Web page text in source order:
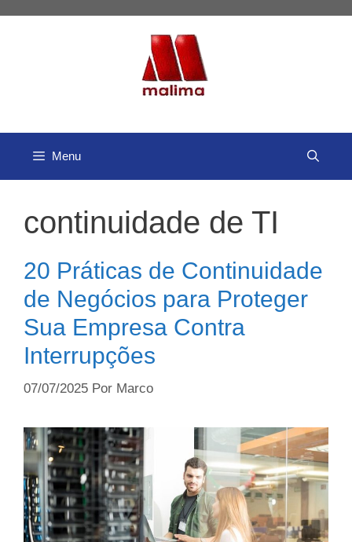
Menu
continuidade de TI
20 Práticas de Continuidade
de Negócios para Proteger
Sua Empresa Contra
Interrupções
07/07/2025 Por Marco